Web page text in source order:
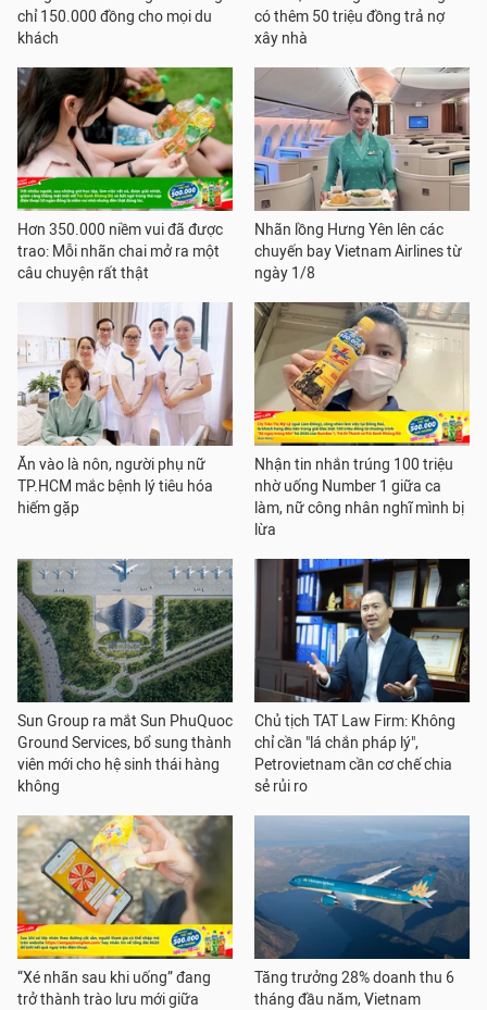
chỉ 150.000 đồng cho mọi du
khách
có thêm 50 triệu đồng trả nợ
xây nhà
Hơn 350.000 niềm vui đã được
trao: Mỗi nhãn chai mở ra một
câu chuyện rất thật
Nhãn lồng Hưng Yên lên các
chuyến bay Vietnam Airlines từ
ngày 1/8
Ăn vào là nôn, người phụ nữ
TP.HCM mắc bệnh lý tiêu hóa
hiếm gặp
Nhận tin nhắn trúng 100 triệu
nhờ uống Number 1 giữa ca
làm, nữ công nhân nghĩ mình bị
lừa
Sun Group ra mắt Sun PhuQuoc
Ground Services, bổ sung thành
viên mới cho hệ sinh thái hàng
không
Chủ tịch TAT Law Firm: Không
chỉ cần "lá chắn pháp lý",
Petrovietnam cần cơ chế chia
sẻ rủi ro
“Xé nhãn sau khi uống” đang
trở thành trào lưu mới giữa
Tăng trưởng 28% doanh thu 6
tháng đầu năm, Vietnam